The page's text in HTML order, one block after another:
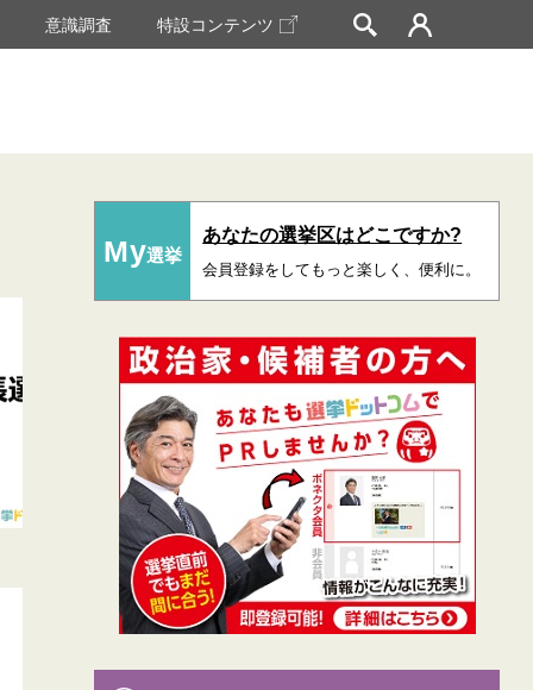
意識調査 特設コンテンツ
My選挙
あなたの選挙区はどこですか?
会員登録をしてもっと楽しく、便利に。